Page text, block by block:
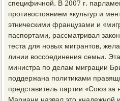
специфичной. В 2007 г.
противостоянием «культур и
этническими французами и
паспортами, рассматривал
теста для новых мигрантов,
линии воссоединения семьи.
министра по делам миграции
поддержана политиками
представитель партии «Союз